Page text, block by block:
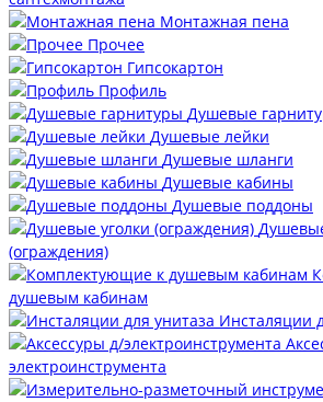
Монтажная пена
Прочее
Гипсокартон
Профиль
Душевые
Душевые лейки
Душевые шланги
Душевые кабины
Душевые поддоны
(ограждения)
душевым кабинам
Инсталяции
электроинструмента